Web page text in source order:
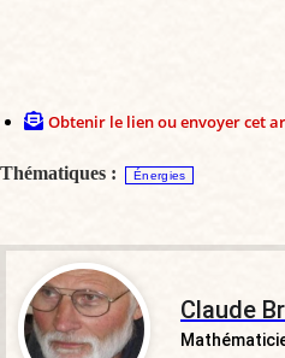
Obtenir le lien ou envoyer cet
Thématiques : Énergies
Claude